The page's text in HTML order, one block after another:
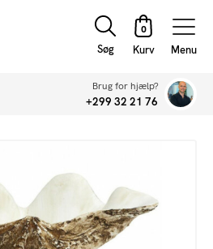
Søg Menu
Brug for hjælp?
+299 32 21 76